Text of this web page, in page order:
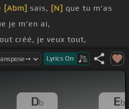
[Abm] sais, [N] que tu m'as
je m'en ai,
créé, je veux tout,
tu déris, la[Bb]guerre s'en
Lyrics On
Db Eb